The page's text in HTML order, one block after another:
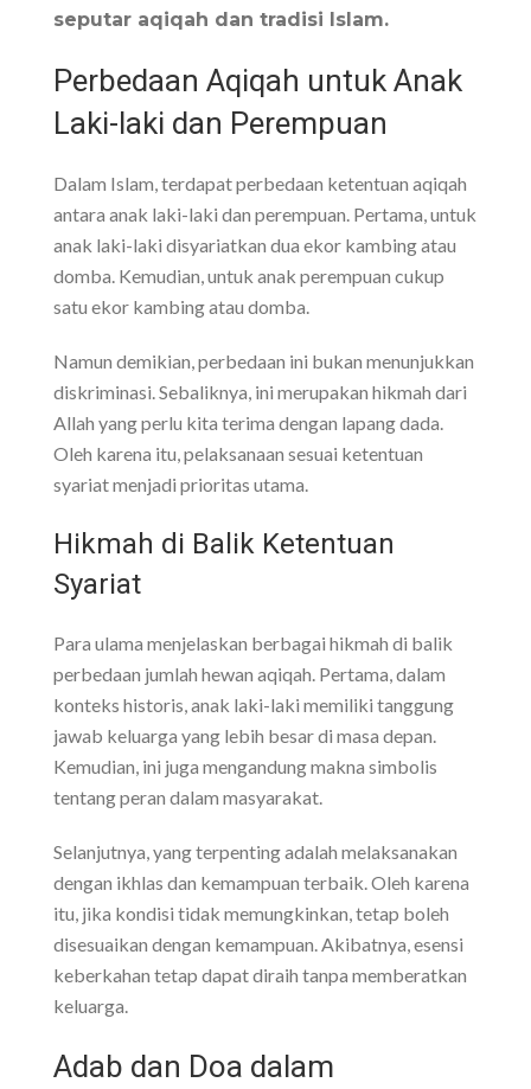
seputar aqiqah dan tradisi Islam.
Perbedaan Aqiqah untuk Anak
Laki-laki dan Perempuan
Dalam Islam, terdapat perbedaan ketentuan aqiqah
antara anak laki-laki dan perempuan. Pertama, untuk
anak laki-laki disyariatkan dua ekor kambing atau
domba. Kemudian, untuk anak perempuan cukup
satu ekor kambing atau domba.
Namun demikian, perbedaan ini bukan menunjukkan
diskriminasi. Sebaliknya, ini merupakan hikmah dari
Allah yang perlu kita terima dengan lapang dada.
Oleh karena itu, pelaksanaan sesuai ketentuan
syariat menjadi prioritas utama.
Hikmah di Balik Ketentuan
Syariat
Para ulama menjelaskan berbagai hikmah di balik
perbedaan jumlah hewan aqiqah. Pertama, dalam
konteks historis, anak laki-laki memiliki tanggung
jawab keluarga yang lebih besar di masa depan.
Kemudian, ini juga mengandung makna simbolis
tentang peran dalam masyarakat.
Selanjutnya, yang terpenting adalah melaksanakan
dengan ikhlas dan kemampuan terbaik. Oleh karena
itu, jika kondisi tidak memungkinkan, tetap boleh
disesuaikan dengan kemampuan. Akibatnya, esensi
keberkahan tetap dapat diraih tanpa memberatkan
keluarga.
Adab dan Doa dalam